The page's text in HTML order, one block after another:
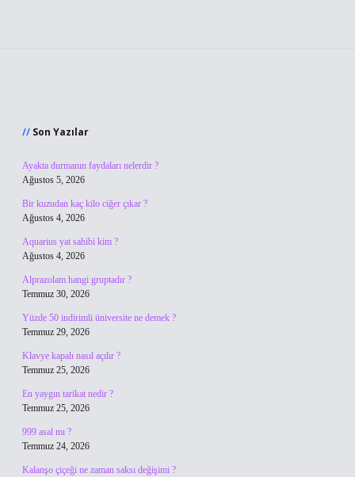
Son Yazılar
Ayakta durmanın faydaları nelerdir ?
Ağustos 5, 2026
Bir kuzudan kaç kilo ciğer çıkar ?
Ağustos 4, 2026
Aquarius yat sahibi kim ?
Ağustos 4, 2026
Alprazolam hangi gruptadır ?
Temmuz 30, 2026
Yüzde 50 indirimli üniversite ne demek ?
Temmuz 29, 2026
Klavye kapalı nasıl açılır ?
Temmuz 25, 2026
En yaygın tarikat nedir ?
Temmuz 25, 2026
999 asal mı ?
Temmuz 24, 2026
Kalanşo çiçeği ne zaman saksı değişimi ?